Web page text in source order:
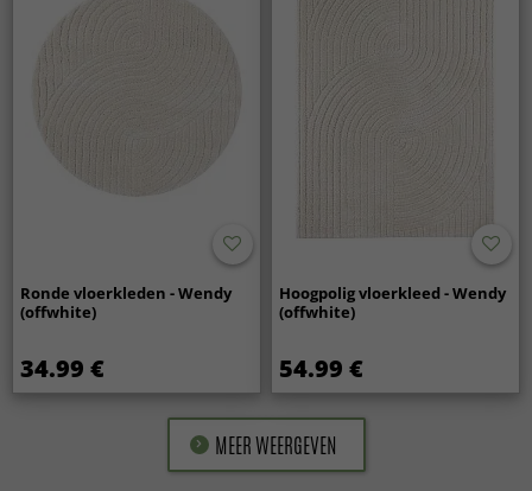
Ronde vloerkleden - Wendy
(offwhite)
34.99 €
Hoogpolig vloerkleed - Wendy
(offwhite)
54.99 €
MEER WEERGEVEN